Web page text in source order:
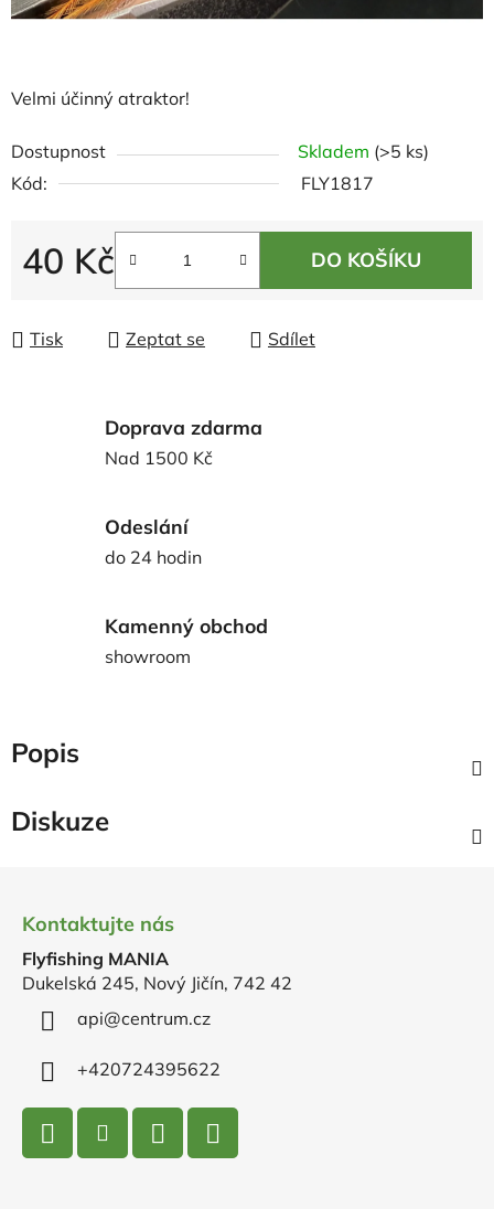
Velmi účinný atraktor!
Dostupnost Skladem (>5 ks)
Kód:
FLY1817
40 Kč
Měrná cena:
DO KOŠÍKU
Tisk Zeptat se Sdílet
Doprava zdarma
Nad 1500 Kč
Odeslání
do 24 hodin
Kamenný obchod
showroom
Popis
Diskuze
Kontaktujte nás
Flyfishing MANIA
Dukelská 245, Nový Jičín, 742 42
api@centrum.cz
+420724395622